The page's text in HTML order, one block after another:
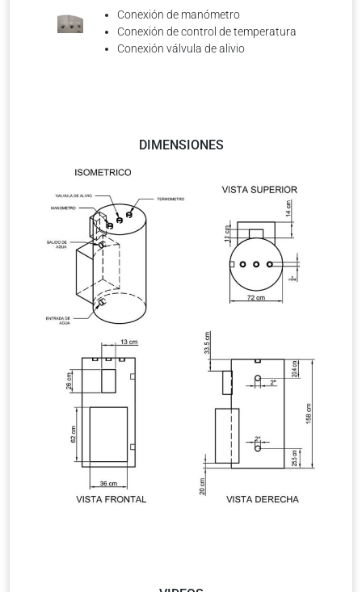
Conexión de manómetro
Conexión de control de temperatura
Conexión válvula de alivio
DIMENSIONES